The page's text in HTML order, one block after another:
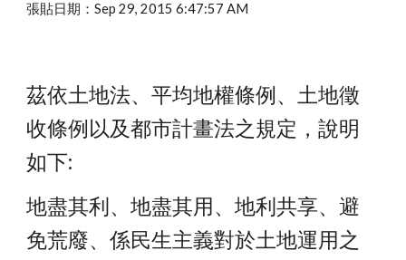
張貼日期：Sep 29, 2015 6:47:57 AM
茲依土地法、平均地權條例、土地徵
收條例以及都市計畫法之規定，說明
如下:
地盡其利、地盡其用、地利共享、避
免荒廢、係民生主義對於土地運用之